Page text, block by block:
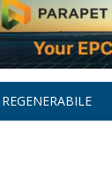
REGENERABILE